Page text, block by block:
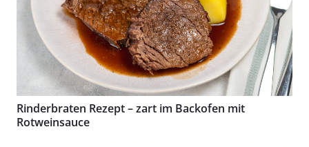
Rinderbraten Rezept – zart im Backofen mit
Rotweinsauce